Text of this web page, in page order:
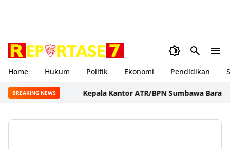
Home Hukum Politik Ekonomi Pendidikan
BREAKING NEWS Kepala Kantor ATR/BPN Sumbawa Barat